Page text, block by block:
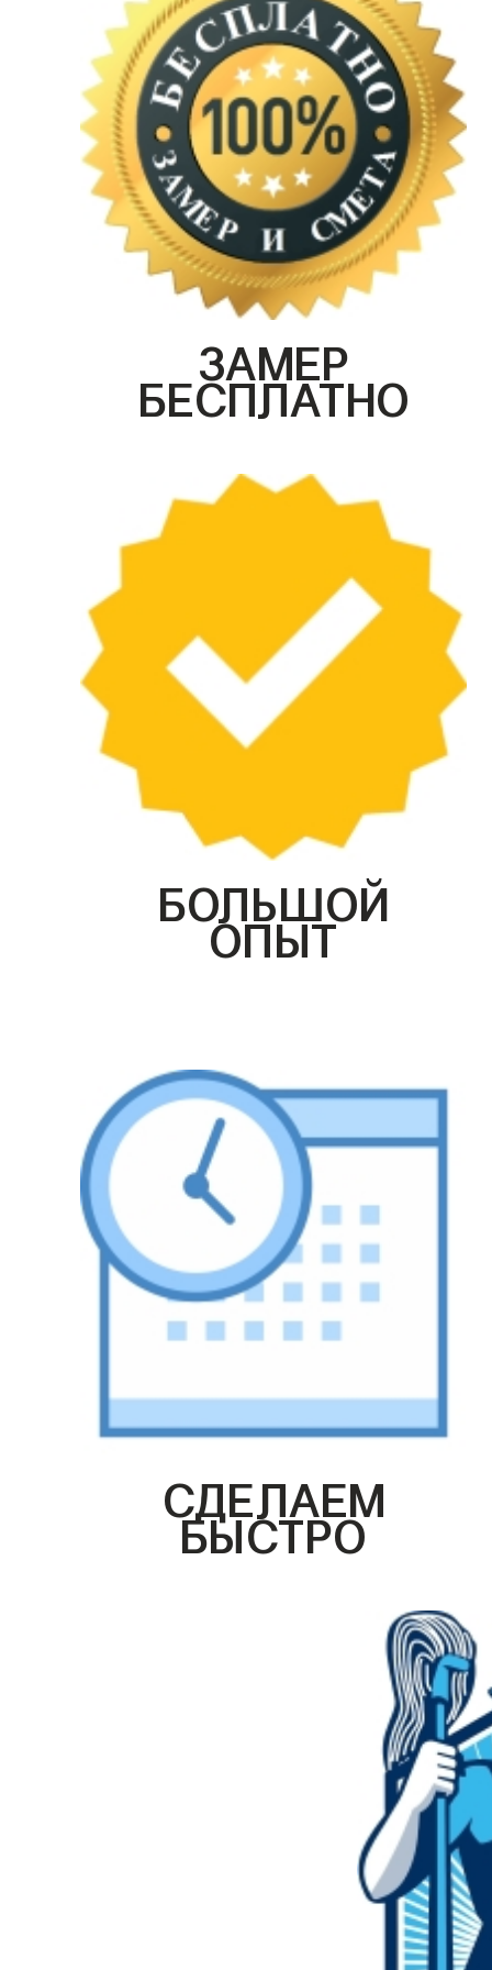
ЗАМЕР
БЕСПЛАТНО
БОЛЬШОЙ
ОПЫТ
СДЕЛАЕМ
БЫСТРО